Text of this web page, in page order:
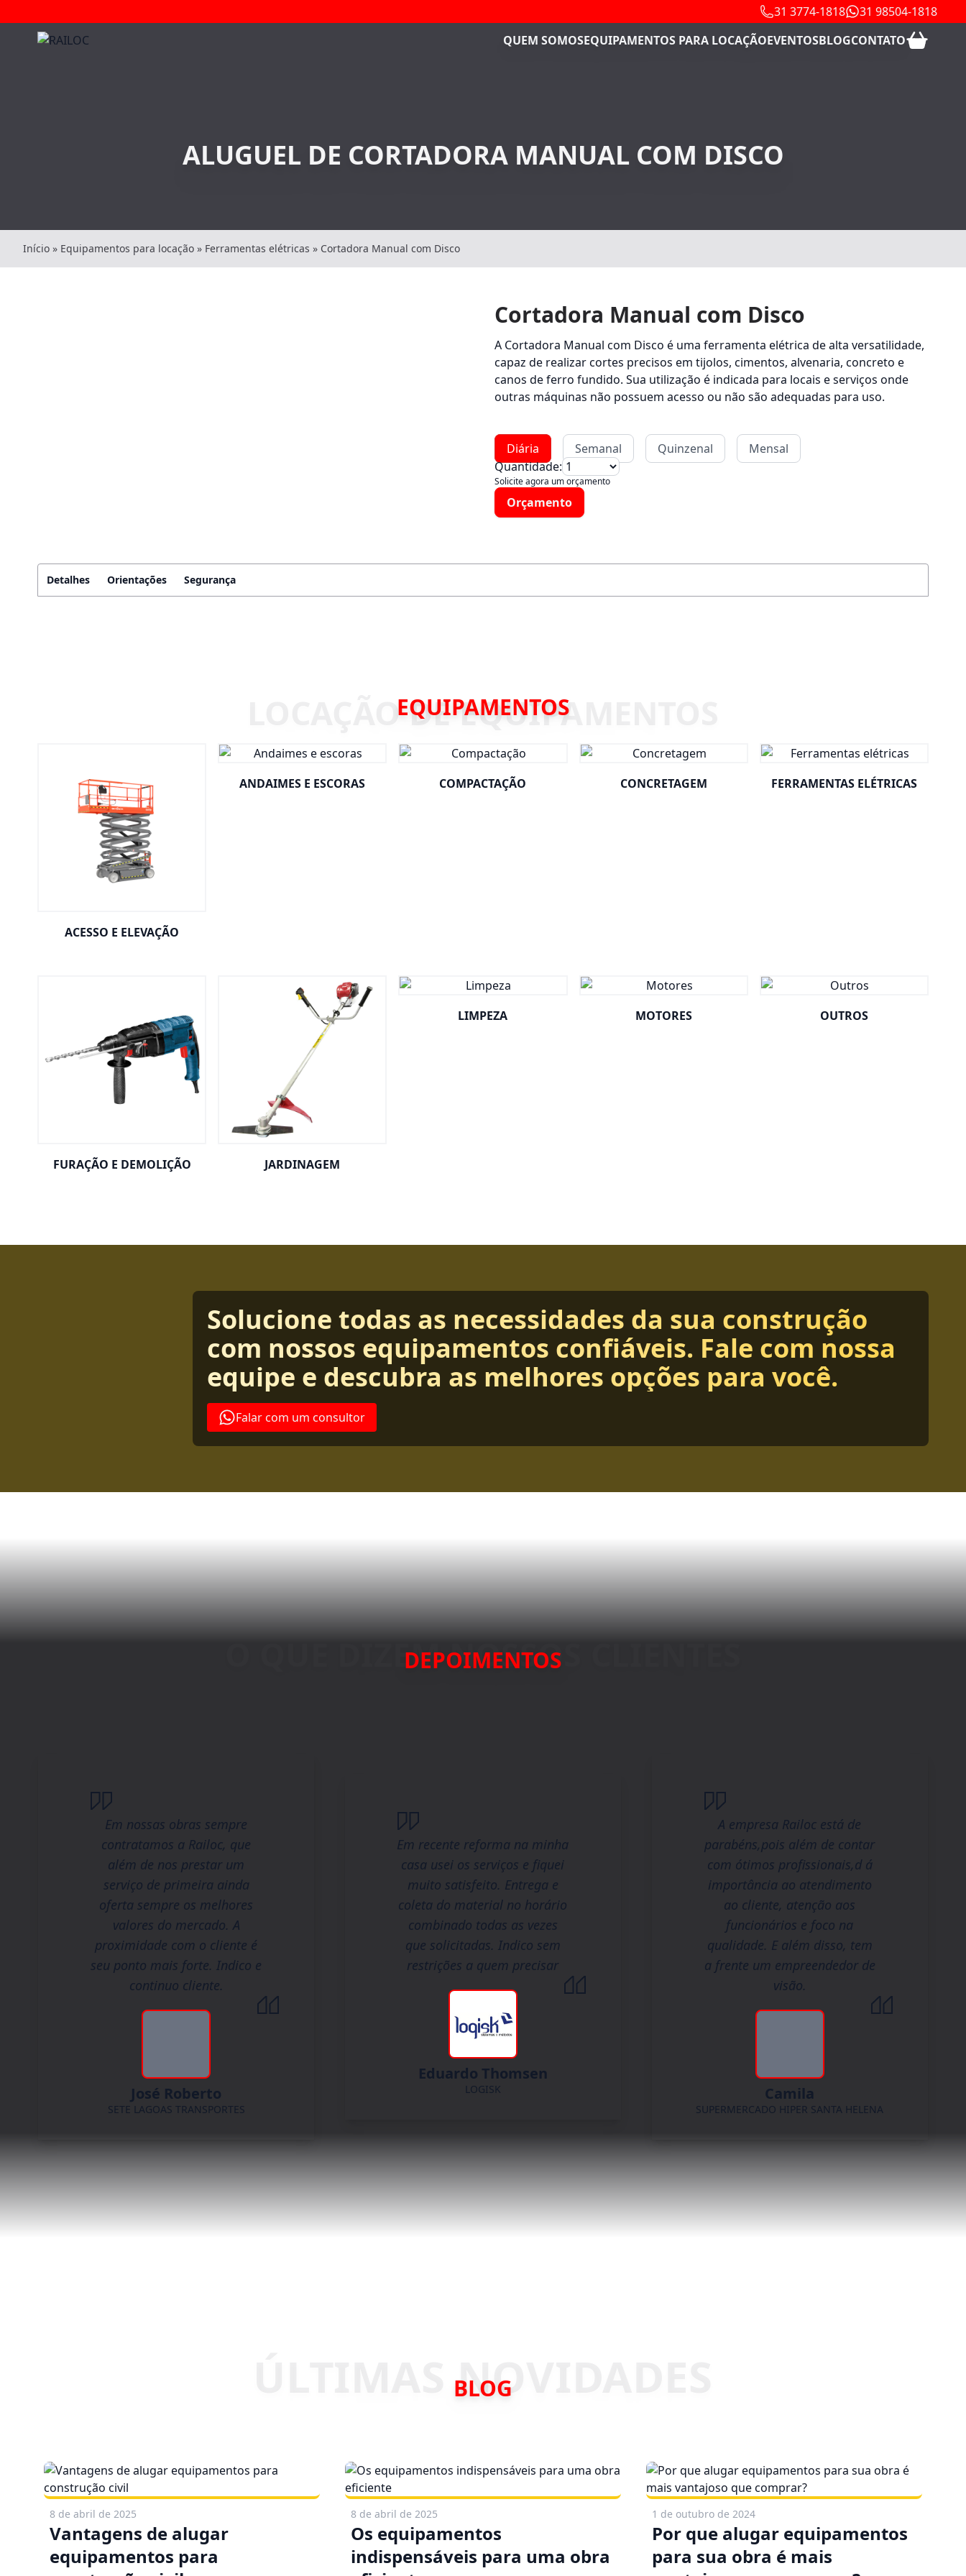
31 3774-1818
31 98504-1818
QUEM SOMOSEQUIPAMENTOS PARA LOCAÇÃOEVENTOSBLOGCONTATO
ALUGUEL DE CORTADORA MANUAL COM DISCO
Início » Equipamentos para locação » Ferramentas elétricas » Cortadora Manual com Disco
Cortadora Manual com Disco
A Cortadora Manual com Disco é uma ferramenta elétrica de alta versatilidade,
capaz de realizar cortes precisos em tijolos, cimentos, alvenaria, concreto e
canos de ferro fundido. Sua utilização é indicada para locais e serviços onde
outras máquinas não possuem acesso ou não são adequadas para uso.
Diária Semanal Quinzenal
Mensal
Quantidade:
Solicite agora um orçamento
Orçamento
Detalhes Orientações Segurança
EQUIPAMENTOS
ACESSO E ELEVAÇÃO
ANDAIMES E ESCORAS COMPACTAÇÃO CONCRETAGEM FERRAMENTAS ELÉTRICAS
FURAÇÃO E DEMOLIÇÃO JARDINAGEM
LIMPEZA MOTORES OUTROS
Solucione todas as necessidades da sua construção
com nossos equipamentos confiáveis. Fale com nossa
equipe e descubra as melhores opções para você.
Falar com um consultor
DEPOIMENTOS
Em nossas obras sempre
contratamos a Railoc, que
além de nos prestar um
serviço de primeira ainda
oferta sempre os melhores
valores do mercado. A
proximidade com o cliente é
seu ponto mais forte. Indico e
continuo cliente.
José Roberto
SETE LAGOAS TRANSPORTES
Em recente reforma na minha
casa usei os serviços e fiquei
muito satisfeito. Entrega e
coleta do material no horário
combinado todas as vezes
que solicitadas. Indico sem
restrições a quem precisar
Eduardo Thomsen
LOGISK
A empresa Railoc está de
parabéns,pois além de contar
com ótimos profissionais,d á
importância ao atendimento
ao cliente, atenção aos
funcionários e foco na
qualidade. E além disso, tem
a frente um empreendedor de
visão.
Camila
SUPERMERCADO HIPER SANTA HELENA
BLOG
8 de abril de 2025
Vantagens de alugar
equipamentos para
8 de abril de 2025
Os equipamentos
indispensáveis para uma obra
1 de outubro de 2024
Por que alugar equipamentos
para sua obra é mais